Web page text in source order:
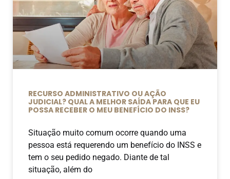
RECURSO ADMINISTRATIVO OU AÇÃO
JUDICIAL? QUAL A MELHOR SAÍDA PARA QUE EU
POSSA RECEBER O MEU BENEFÍCIO DO INSS?
Situação muito comum ocorre quando uma
pessoa está requerendo um benefício do INSS e
tem o seu pedido negado. Diante de tal
situação, além do